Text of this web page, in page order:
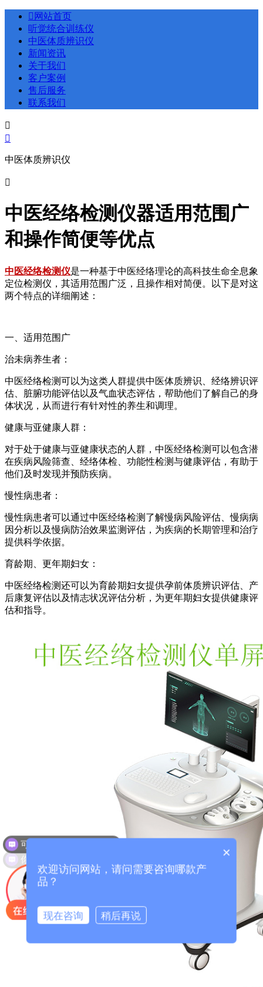
 网站首页
听觉统合训练仪
中医体质辨识仪
新闻资讯
关于我们
客户案例
售后服务
联系我们


中医体质辨识仪

中医经络检测仪器适用范围广
和操作简便等优点
中医经络检测仪是一种基于中医经络理论的高科技生命全息象
定位检测仪，其适用范围广泛，且操作相对简便。以下是对这
两个特点的详细阐述：
一、适用范围广
治未病养生者：
中医经络检测可以为这类人群提供中医体质辨识、经络辨识评
估、脏腑功能评估以及气血状态评估，帮助他们了解自己的身
体状况，从而进行有针对性的养生和调理。
健康与亚健康人群：
对于处于健康与亚健康状态的人群，中医经络检测可以包含潜
在疾病风险筛查、经络体检、功能性检测与健康评估，有助于
他们及时发现并预防疾病。
慢性病患者：
慢性病患者可以通过中医经络检测了解慢病风险评估、慢病病
因分析以及慢病防治效果监测评估，为疾病的长期管理和治疗
提供科学依据。
育龄期、更年期妇女：
中医经络检测还可以为育龄期妇女提供孕前体质辨识评估、产
后康复评估以及情志状况评估分析，为更年期妇女提供健康评
估和指导。
你们是怎么收费的呢？ ×
欢迎访问网站，请问需要咨询哪款产
品？
现在咨询 稍后再说